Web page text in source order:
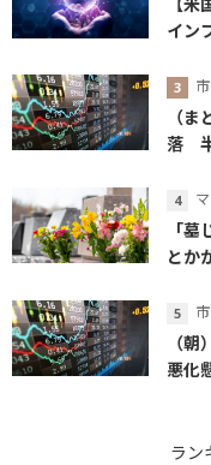
【
イン
（
落
「
とか
（
悪化
ラン